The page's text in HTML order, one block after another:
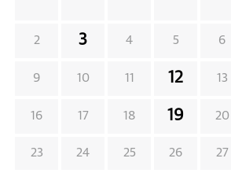
2 3 4 5 6
9 10 11 12 13
16 17 18 19 20
23 24 25 26 27